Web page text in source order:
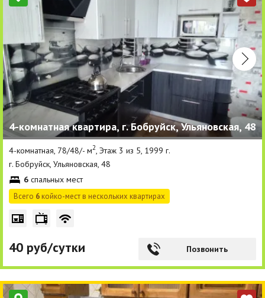
Дома/коттеджи/участки
Комерческая недвижимость
Недвижимость в Бобруйске
Продажа коммерческой недвижимости
Аренда коммерческой недвижимости
Другие разделы
Новости
Агентства
Ремонт квартир
Способы оплаты
4-комнатная квартира, г. Бобруйск, Ульяновская, 48
4-комнатная, 78/48/- м2 , Этаж 3 из 5, 1999 г.
г. Бобруйск, Ульяновская, 48
6 спальных мест
Всего 6 койко-мест в нескольких квартирах
40 руб/сутки Позвонить